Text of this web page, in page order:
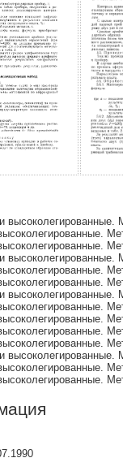
высоколегированные.
высоколегированные.